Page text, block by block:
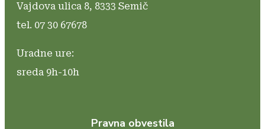
Vajdova ulica 8, 8333 Semič
tel. 07 30 67678
Uradne ure:
sreda 9h-10h
Pravna obvestila